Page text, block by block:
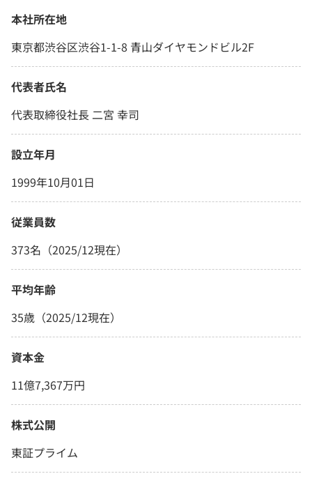
本社所在地
東京都渋谷区渋谷1-1-8 青山ダイヤモンドビル2F
代表者氏名
代表取締役社長 二宮 幸司
設立年月
1999年10月01日
従業員数
373名（2025/12現在）
平均年齢
35歳（2025/12現在）
資本金
11億7,367万円
株式公開
東証プライム